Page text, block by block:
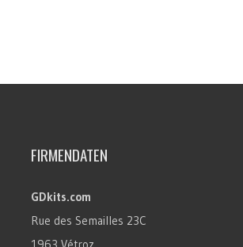
FIRMENDATEN
GDkits.com
Rue des Semailles 23C